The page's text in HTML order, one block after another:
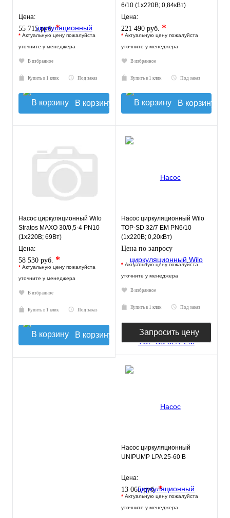
Цена:
55 715 руб.*
* Актуальную цену пожалуйста
уточните у менеджера
В избранное
Купить в 1 клик Под заказ
В корзину
6/10 (1х220В; 0,84кВт)
Цена:
221 490 руб. *
* Актуальную цену пожалуйста
уточните у менеджера
В избранное
Купить в 1 клик Под заказ
В корзину
Насос циркуляционный Wilo
Stratos MAXO 30/0,5-4 PN10
(1х220В; 69Вт)
Цена:
58 530 руб. *
* Актуальную цену пожалуйста
уточните у менеджера
В избранное
Купить в 1 клик Под заказ
В корзину
Насос циркуляционный Wilo
TOP-SD 32/7 EM PN6/10
(1х220В; 0,20кВт)
Цена по запросу
* Актуальную цену пожалуйста
уточните у менеджера
В избранное
Купить в 1 клик Под заказ
Запросить цену
Насос циркуляционный
UNIPUMP LPA 25-60 B
Цена:
13 065 руб.*
* Актуальную цену пожалуйста
уточните у менеджера